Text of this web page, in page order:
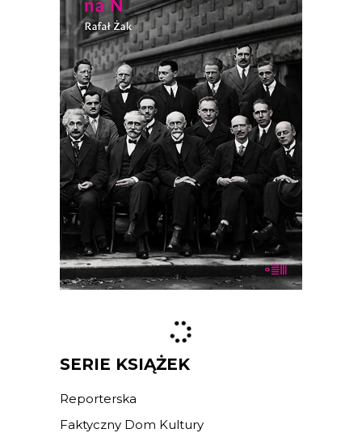
E-BOOK DO KOSZYKA
NUDNE SŁOWO NA N
Ilu trzeba fizyków teoretycznych do
otwarcia butelki wina bez korkociągu?
59.90zł 38.94 zł
KSIĄŻKA DO KOSZYKA
SERIE KSIĄŻEK
Reporterska
Faktyczny Dom Kultury